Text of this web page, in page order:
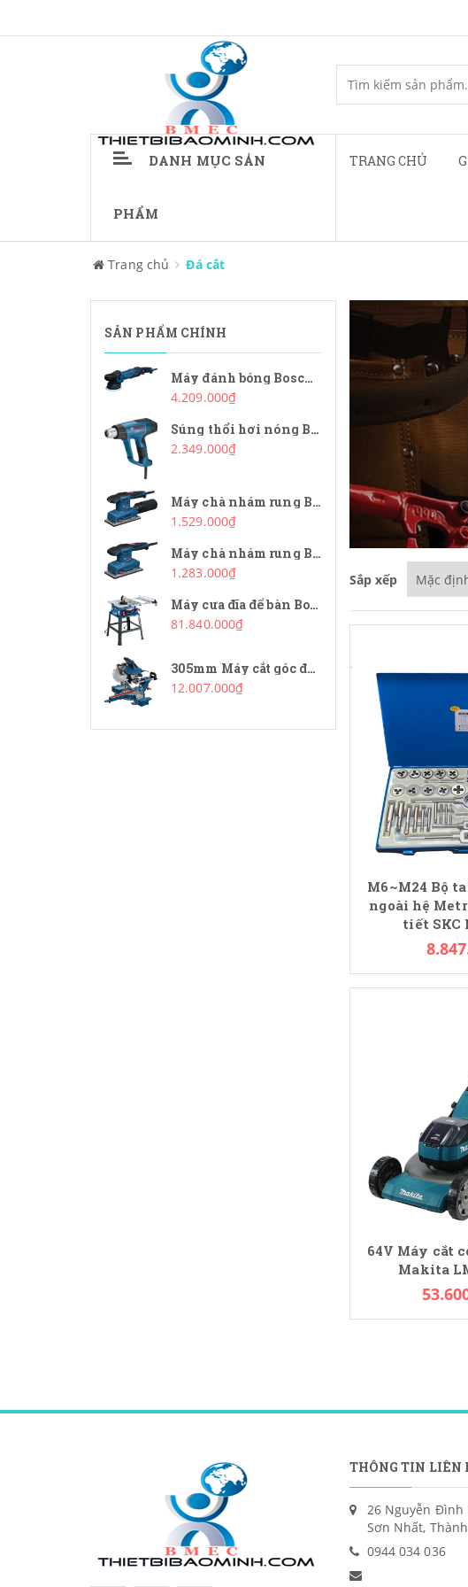
DANH MỤC SẢN
PHẨM
TRANG CHỦ
Trang chủ Đá cắt
Sắp xếp
M6~M24 Bộ
ngoài hệ
tiết SKC
64V Máy cắt
Makita
SẢN PHẨM CHÍNH
Máy đánh bóng Bosch GPX9-125S
4.209.000₫
Súng thổi hơi nóng Bosch GHG 20-63
2.349.000₫
Máy chà nhám rung Bosch GSS 20-18 A
1.529.000₫
Máy chà nhám rung Bosch GSS 20-18
1.283.000₫
Máy cưa đĩa để bàn Bosch GTS 254
81.840.000₫
305mm Máy cắt góc đa năng Bosch GCM 340-305D
12.007.000₫
THÔNG TIN LIÊN
26 Nguyễn Đình
Sơn Nhất,
0944 034 036